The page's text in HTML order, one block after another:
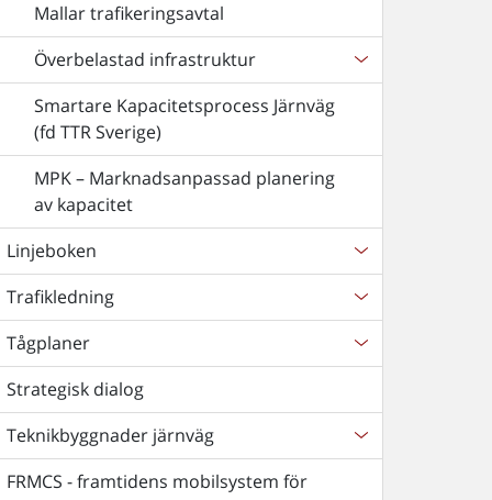
Mallar trafikeringsavtal
Överbelastad infrastruktur
Smartare Kapacitetsprocess Järnväg
(fd TTR Sverige)
MPK – Marknadsanpassad planering
av kapacitet
Linjeboken
Trafikledning
Tågplaner
Strategisk dialog
Teknikbyggnader järnväg
FRMCS - framtidens mobilsystem för